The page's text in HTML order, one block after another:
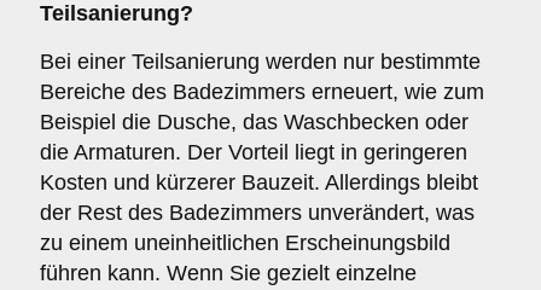
Teilsanierung?
Bei einer Teilsanierung werden nur bestimmte
Bereiche des Badezimmers erneuert, wie zum
Beispiel die Dusche, das Waschbecken oder
die Armaturen. Der Vorteil liegt in geringeren
Kosten und kürzerer Bauzeit. Allerdings bleibt
der Rest des Badezimmers unverändert, was
zu einem uneinheitlichen Erscheinungsbild
führen kann. Wenn Sie gezielt einzelne